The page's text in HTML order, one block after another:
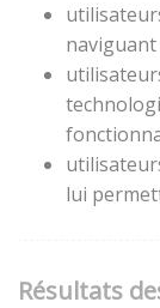
lui
Résultats